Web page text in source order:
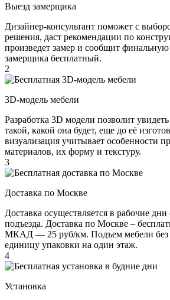
Выезд замерщика
Дизайнер-консультант поможет с
решения, даст рекомендации по
произведет замер и сообщит
замерщика бесплатный.
2
3D-модель мебели
Разработка 3D модели позволит
такой, какой она будет, еще до её
визуализация учитывает особенности
материалов, их форму и текстуру.
3
Доставка по Москве
Доставка осуществляется в рабочие
подъезда. Доставка по Москве –
МКАД — 25 руб/км. Подъем мебели без
единицу упаковки на один этаж.
4
Установка